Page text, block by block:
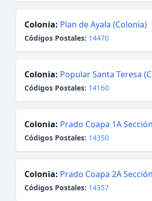
Colonia: Plan de Ayala (Colonia)
Códigos Postales: 14470
Colonia: Popular Santa Teresa
Códigos Postales: 14160
Colonia: Prado Coapa 1A
Códigos Postales: 14350
Colonia: Prado Coapa 2A
Códigos Postales: 14357